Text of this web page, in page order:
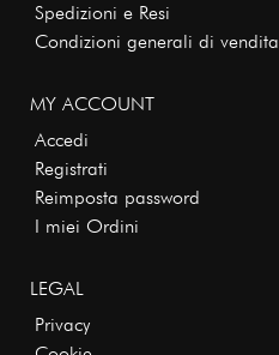
Spedizioni e Resi
Condizioni generali di vendita
MY ACCOUNT
Accedi
Registrati
Reimposta password
I miei Ordini
LEGAL
Privacy